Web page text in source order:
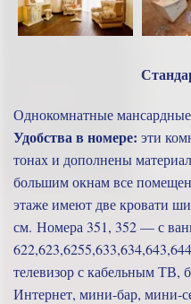
Однокомнатные
Удобства в номере: эти
тонах и дополнены
большим окнам все
этаже имеют две кровати
см. Номера 351, 352 — с
телевизор с кабельным ТВ,
Интернет, мини-бар, мини-